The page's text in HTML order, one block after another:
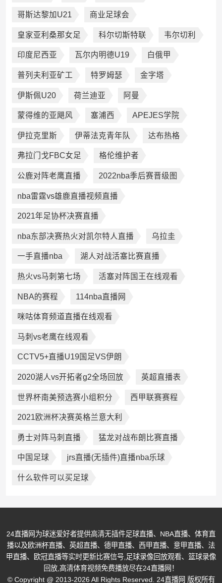
哥斯达黎加U21 商业足球会
皇家亚利桑那女足 科尔切斯特联 韦尔切利
印度尼西亚 瓦尔内明德U19 白俄甲
普列夫利亚矿工 特罗姆瑟 金字塔
伊斯佩U20 荷兰迪亚 阿曼
蒙得维的亚飓风 塞浦西 APEJES学院
伊拉克里斯 伊蒂法克青年队 达布热格
弗拉门戈FBC女足 格伦维护者
公鹿对阵老鹰直播 2022nba季后赛晋级图
nba雷霆vs雄鹿直播视频直播
2021年足协杯决赛直播
nba东部决赛热火对凯尔特人直播 乌拉圭
一手直播nba 湖人对战活塞比赛直播
热火vs马刺第七场 活塞对阵国王在线观看
NBA的赛程 114nba直播网
咪咕体育频道直播在线观看
马刺vs老鹰在线观看
CCTV5+直播U19国足VS伊朗
2020湖人vs开拓者g2全场回放 英超直播表
世界杯南美预选赛小组积分 西甲联赛赛程
2021欧洲杯决赛英格兰意大利
勇士对阵马刺直播 猛龙对战布朗比赛直播
中国足球 jrs直播(无插件)直播nba乐球
什么软件可以买足球
24直播网为球迷爱好者提供高清无插件足球直播、NBA直播、体育直
播以及欧洲杯直播、英超直播、德甲直播、西甲直播、意甲直播、法
甲直播、欧冠直播等实时更新比赛信号,足球录像回放观看、篮球录像
回放,高清体育视频免费播放尽在24直播网！
© Copyright @ 2013-2026 All Rights Reserved. 24直播网 版权所有